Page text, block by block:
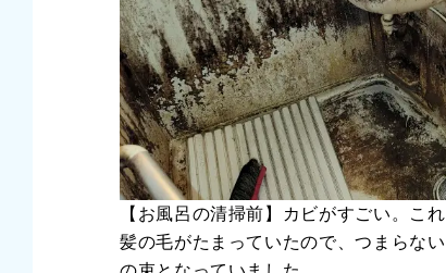
【お風呂の清掃前】カビがすごい。こ
髪の毛がたまっていたので、つまらな